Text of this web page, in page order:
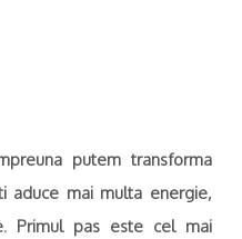
putem transforma
aduce mai multa energie,
Primul pas este cel mai